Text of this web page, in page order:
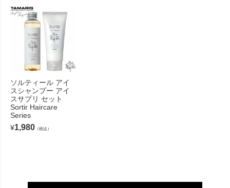
ソルティール アイ
スシャンプー アイ
スサプリ セット
Sortir Haircare
Series
¥1,980 （税込）